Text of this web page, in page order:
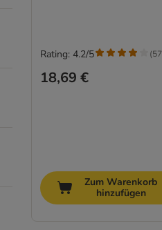
18,69 €
Rating: 4.2/5 (57
Zum Warenkorb
hinzufügen